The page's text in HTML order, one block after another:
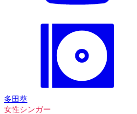
多田葵
女性シンガー